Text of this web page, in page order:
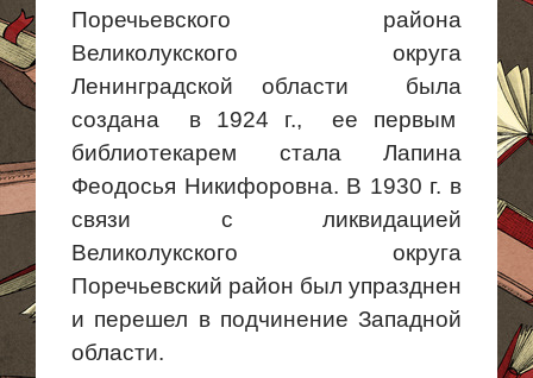
Поречьевского района
Великолукского округа
Ленинградской области была
создана в 1924 г., ее первым
библиотекарем стала Лапина
Феодосья Никифоровна. В 1930 г. в
связи с ликвидацией
Великолукского округа
Поречьевский район был упразднен
и перешел в подчинение Западной
области.